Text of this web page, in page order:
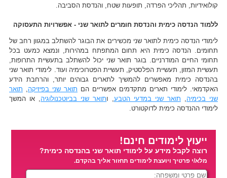
קולואידיות, תהליכי הפרדה, תופעות שטח, והנדסת הסביבה.
ללמוד הנדסה כימית והנדסת חומרים לתואר שני - אפשרויות התעסוקה
לימודי הנדסה כימית לתואר שני מכשירים את הבוגר להשתלב במגוון רחב של
תחומים. הנדסה כימית היא תחום המתפתח במהירות, ונמצא כמעט בכל
תחומי החיים המודרניים. בוגר תואר שני יכול להשתלב בתעשיית התרופות,
תעשיית המזון, תעשיית הפלסטיק, תעשיית הפטרוכימיה ועוד. לימודי תואר שני
בהנדסה כימית מאפשרים להמשיך לתארים גבוהים יותר, והרחבת הידע
האקדמאי. לימודי תארים מתקדמים אפשריים הם תואר שני בפיזיקה
תואר
שני בכימיה
תואר שני במדעי הטבע , ותואר שני בביוטכנולוגיה , או המשך
לימודי ההנדסה כימית לדוקטורט.
ייעוץ לימודים חינם!
רוצה לקבל מידע על לימודי תואר שני בהנדסה כימית?
מלא/י פרטיך ויועצת לימודים תחזור אליך בהקדם.